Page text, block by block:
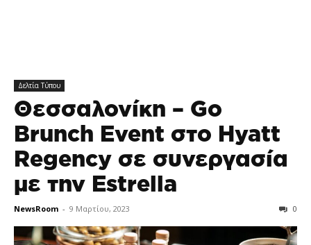
Δελτία Τύπου
Θεσσαλονίκη – Go
Brunch Εvent στο Hyatt
Regency σε συνεργασία
με την Estrella
NewsRoom - 9 Μαρτίου, 2023 0